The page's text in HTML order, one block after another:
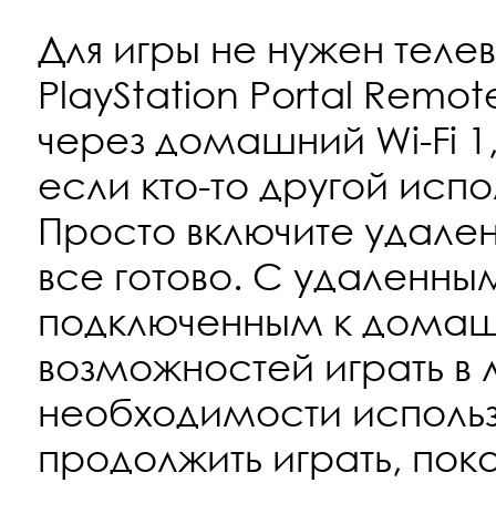
Для игры не нужен
PlayStation Portal
через домашний Wi-Fi
если кто-то другой
Просто включите
все готово. С
подключенным к
возможностей играть
необходимости
продолжить играть,